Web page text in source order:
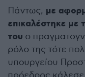
Πάντως, με
επικαλέστηκε με
του ο
ρόλο της τότε
υπουργείου